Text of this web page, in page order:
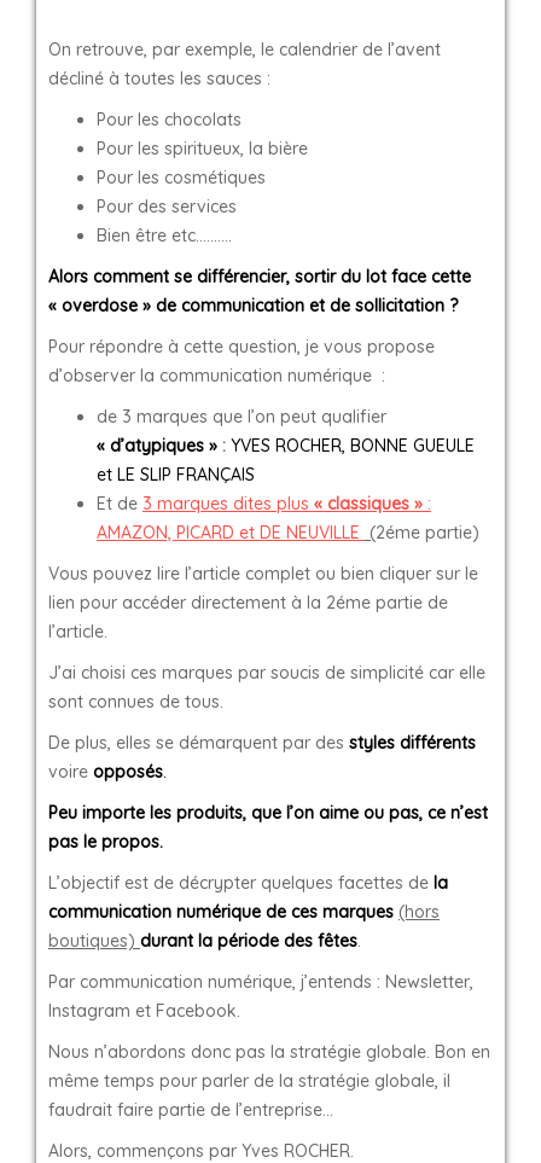
On retrouve, par exemple, le calendrier de l’avent
décliné à toutes les sauces :
Pour les chocolats
Pour les spiritueux, la bière
Pour les cosmétiques
Pour des services
Bien être etc……….
Alors comment se différencier, sortir du lot face cette
« overdose » de communication et de sollicitation ?
Pour répondre à cette question, je vous propose
d’observer la communication numérique :
de 3 marques que l’on peut qualifier
« d’atypiques » : YVES ROCHER, BONNE GUEULE
et LE SLIP FRANÇAIS
Et de 3 marques dites plus « classiques » :
AMAZON, PICARD et DE NEUVILLE (2éme partie)
Vous pouvez lire l’article complet ou bien cliquer sur le
lien pour accéder directement à la 2éme partie de
l’article.
J’ai choisi ces marques par soucis de simplicité car elle
sont connues de tous.
De plus, elles se démarquent par des styles différents
voire opposés.
Peu importe les produits, que l’on aime ou pas, ce n’est
pas le propos.
L’objectif est de décrypter quelques facettes de la
communication numérique de ces marques (hors
boutiques) durant la période des fêtes.
Par communication numérique, j’entends : Newsletter,
Instagram et Facebook.
Nous n’abordons donc pas la stratégie globale. Bon en
même temps pour parler de la stratégie globale, il
faudrait faire partie de l’entreprise…
Alors, commençons par Yves ROCHER.